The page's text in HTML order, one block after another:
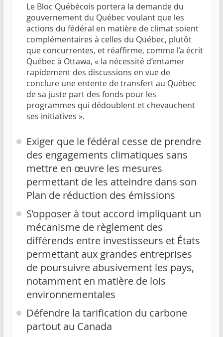
Le Bloc Québécois portera la demande du
gouvernement du Québec voulant que les
actions du fédéral en matière de climat soient
complémentaires à celles du Québec, plutôt
que concurrentes, et réaffirme, comme l’a écrit
Québec à Ottawa, « la nécessité d’entamer
rapidement des discussions en vue de
conclure une entente de transfert au Québec
de sa juste part des fonds pour les
programmes qui dédoublent et chevauchent
ses initiatives ».
Exiger que le fédéral cesse de prendre
des engagements climatiques sans
mettre en œuvre les mesures
permettant de les atteindre dans son
Plan de réduction des émissions
S’opposer à tout accord impliquant un
mécanisme de règlement des
différends entre investisseurs et États
permettant aux grandes entreprises
de poursuivre abusivement les pays,
notamment en matière de lois
environnementales
Défendre la tarification du carbone
partout au Canada